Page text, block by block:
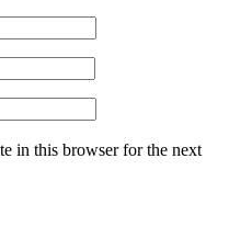
in this browser for the next